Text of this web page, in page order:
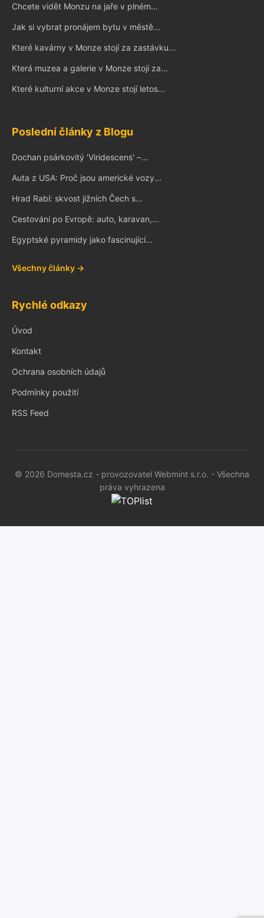
Chcete vidět Monzu na jaře v plném...
Jak si vybrat pronájem bytu v městě...
Které kavárny v Monze stojí za zastávku...
Která muzea a galerie v Monze stojí za...
Které kulturní akce v Monze stojí letos...
Poslední články z Blogu
Dochan psárkovitý 'Viridescens' –...
Auta z USA: Proč jsou americké vozy...
Hrad Rabí: skvost jižních Čech s...
Cestování po Evropě: auto, karavan,...
Egyptské pyramidy jako fascinující...
Všechny články →
Rychlé odkazy
Úvod
Kontakt
Ochrana osobních údajů
Podmínky použití
RSS Feed
© 2026 Domesta.cz - provozovatel Webmint s.r.o. - Všechna
práva vyhrazena